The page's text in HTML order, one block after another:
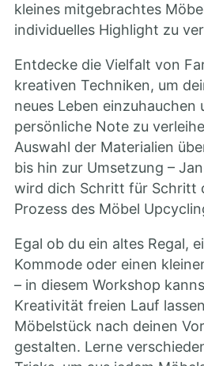
kleines mitgebrachtes
individuelles Highlight zu
Entdecke die Vielfalt von
kreativen Techniken, um
neues Leben einzuhauchen
persönliche Note zu
Auswahl der Materialien
bis hin zur Umsetzung –
wird dich Schritt für Schritt
Prozess des Möbel
Egal ob du ein altes Regal,
Kommode oder einen
– in diesem Workshop
Kreativität freien Lauf
Möbelstück nach deinen
gestalten. Lerne